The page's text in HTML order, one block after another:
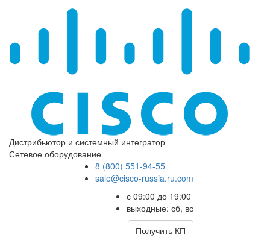
Дистрибьютор и системный интегратор
Сетевое оборудование
8 (800) 551-94-55
sale@cisco-russia.ru.com
с 09:00 до 19:00
выходные: сб, вс
Получить КП